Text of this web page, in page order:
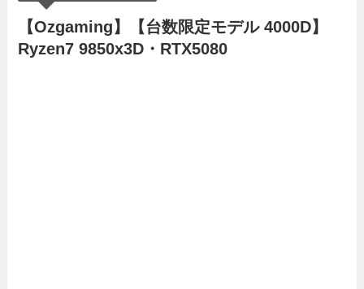
【Ozgaming】【台数限定モデル 4000D】
Ryzen7 9850x3D・RTX5080